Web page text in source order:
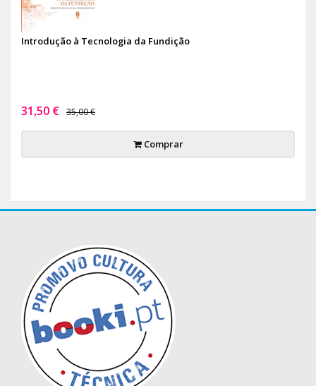
Introdução à Tecnologia da Fundição
31,50 € 35,00 €
Comprar